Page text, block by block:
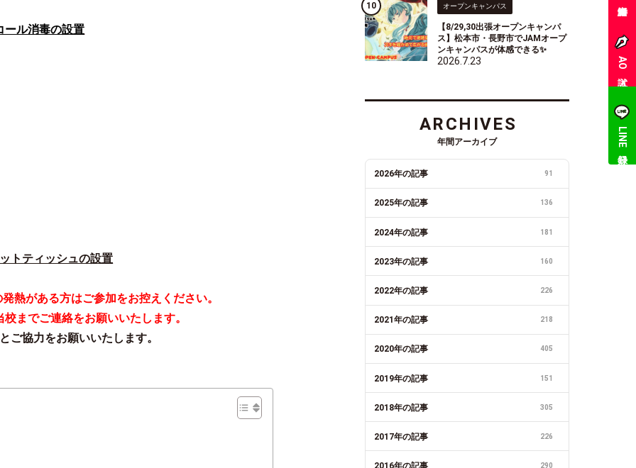
ール消毒の設置
トティッシュの設置
熱がある方はご参加をお控えください。
までご連絡をお願いいたします。
ご協力をお願いいたします。
オープンキャンパス
【8/29,30出張オープンキャンパ
ス】松本市・長野市でJAMオープ
ンキャンパスが体感できる✨
2026.7.23
ARCHIVES
年間アーカイブ
2026年の記事 91
2025年の記事 136
2024年の記事 181
2023年の記事 160
2022年の記事 226
2021年の記事 218
2020年の記事 405
2019年の記事 151
2018年の記事 305
2017年の記事 226
2016年の記事 290
AO入試
LINE登録